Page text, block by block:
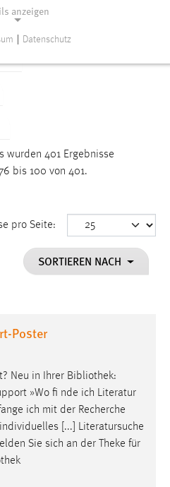
wurden 401 Ergebnisse
bis 100 von 401.
pro Seite:
SORTIEREN NACH
Poster
Neu in Ihrer Bibliothek:
»Wo fi nde ich Literatur
ich mit der Recherche
[...] Literatursuche
Sie sich an der Theke für
anzeigen
einwandfreie Funktion der
ausgewählten Einverständnis-
wird in diesem Cookie
ist.
Datenschutz